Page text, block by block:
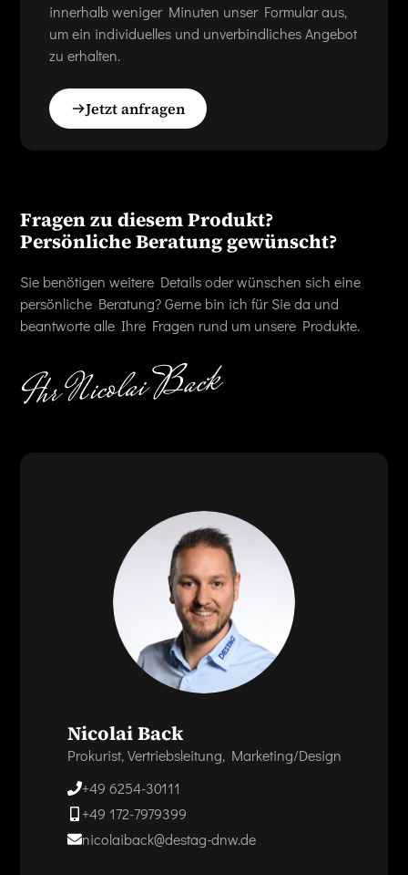
innerhalb weniger Minuten unser Formular aus,
um ein individuelles und unverbindliches Angebot
zu erhalten.
Jetzt anfragen
Fragen zu diesem Produkt?
Persönliche Beratung gewünscht?
Sie benötigen weitere Details oder wünschen sich eine
persönliche Beratung? Gerne bin ich für Sie da und
beantworte alle Ihre Fragen rund um unsere Produkte.
Nicolai Back
Prokurist, Vertriebsleitung, Marketing/Design
+49 6254-30111
+49 172-7979399
nicolaiback@destag-dnw.de